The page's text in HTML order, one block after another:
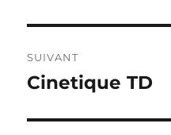
SUIVANT
Publication
Cinetique TD